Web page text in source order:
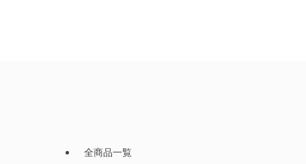
全商品一覧